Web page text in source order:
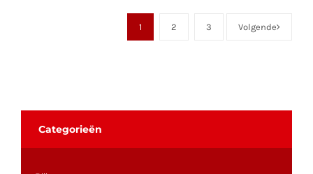
1 2 3 Volgende
Categorieën